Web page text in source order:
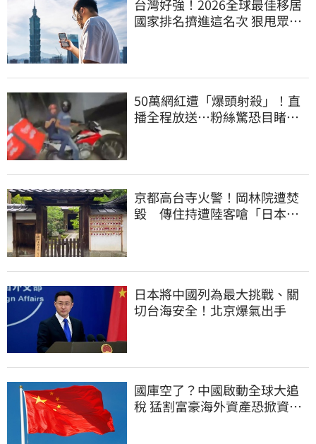
台灣好強！2026全球最佳移居
國家排名擠進這名次 狠甩眾多
50萬網紅遭「爆頭射殺」！直
播全程放送…粉絲驚恐目睹慘
京都高台寺火警！岡林院遭焚
毀 傳住持遭陸客嗆「日本遲
日本將中國列為最大挑戰、關
切台海安全！北京爆氣出手
國庫空了？中國啟動全球大追
稅 猛割富豪海外資產恐掀資金